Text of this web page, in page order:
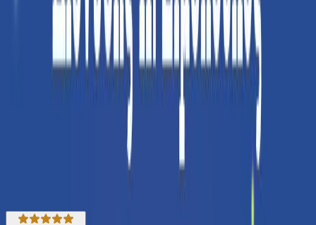
θα γεννηθούν από τις στάχτες ενός, κάποιου άλλου, πεθαμένου
άστρου. Ενός άστρου που σήμερα το λέμε Ήλιο.
© 2022 Εκδόσεις Μεταίχμιο και Διονύσης Π. Σιμόπουλος
Η γνώμη των ακροατών
★ 4.7 /5 Βαθμολογία βιβλίου